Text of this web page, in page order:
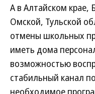
А в Алтайском крае,
Омской, Тульской
отмены школьных
иметь дома
возможностью
стабильный канал
необходимое